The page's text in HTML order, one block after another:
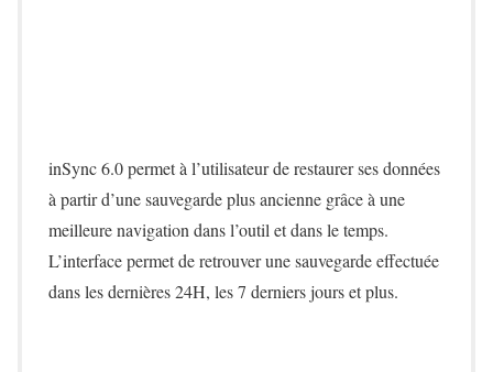
inSync 6.0 permet à l’utilisateur de restaurer ses données
à partir d’une sauvegarde plus ancienne grâce à une
meilleure navigation dans l’outil et dans le temps.
L’interface permet de retrouver une sauvegarde effectuée
dans les dernières 24H, les 7 derniers jours et plus.